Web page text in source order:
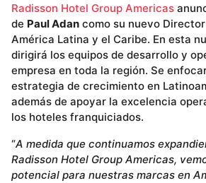
Radisson Hotel Group Americas
de Paul Adan como su nuevo
América Latina y el Caribe. En esta
dirigirá los equipos de desarrollo y
empresa en toda la región. Se
estrategia de crecimiento en
además de apoyar la excelencia
los hoteles franquiciados.
“A medida que continuamos
Radisson Hotel Group Americas,
potencial para nuestras marcas en